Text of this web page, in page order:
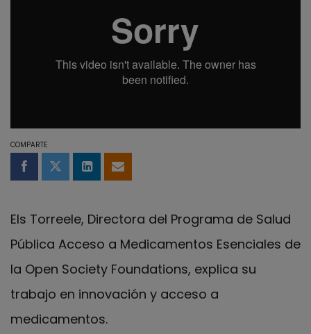
COMPARTE
Compartir en Facebook
Compartir en Twitter
Compartir en LinkedIn
Compartir por email
Els Torreele, Directora del Programa de Salud
Pública Acceso a Medicamentos Esenciales de
la Open Society Foundations, explica su
trabajo en innovación y acceso a
medicamentos.